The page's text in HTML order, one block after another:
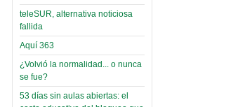
Candidatos del MAS se
presentarán en la UMSA
Jueves, 14 Septiembre 2023
Leer Más...
Carrera de Geografía realiza
Segundo Congreso Nacional
Viernes, 14 Octubre 2022
construcción de
hospitales
prefabricados en
la que no tuvo
participación;
más de 24 horas
teleSUR, alternativa noticiosa
fallida
Aquí 363
¿Volvió la normalidad... o nunca
se fue?
53 días sin aulas abiertas: el